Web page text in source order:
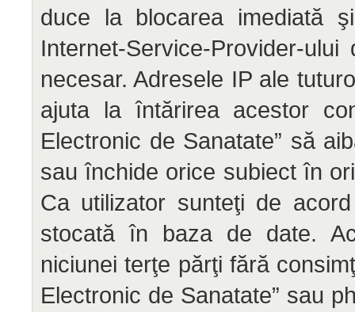
duce la blocarea imediată
Internet-Service-Provider-
necesar. Adresele IP ale
ajuta la întărirea acestor
Electronic de Sanatate” să
sau închide orice subiect în
Ca utilizator sunteţi de
stocată în baza de date.
niciunei terţe părţi fără
Electronic de Sanatate” sau